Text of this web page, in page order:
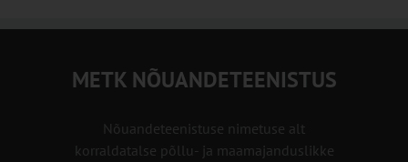
METK NÕUANDETEENISTUS
Nõuandeteenistuse nimetuse alt
korraldatalse põllu- ja maamajanduslikke